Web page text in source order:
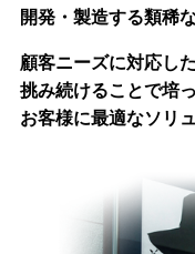
開発・製造する類稀
顧客ニーズに対応し
挑み続けることで培
お客様に最適なソリ